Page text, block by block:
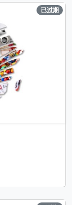
已过期